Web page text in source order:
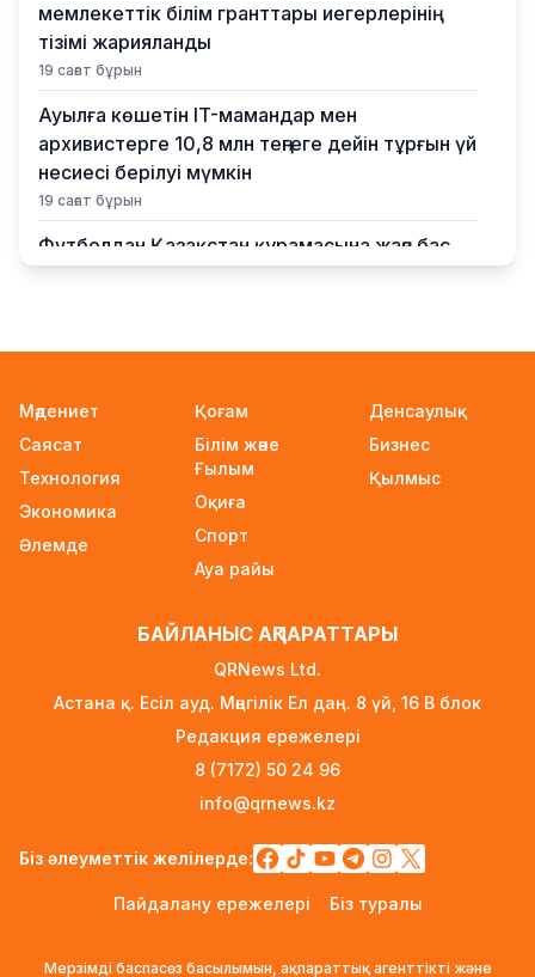
мемлекеттік білім гранттары иегерлерінің
тізімі жарияланды
19 сағат бұрын
Ауылға көшетін IT-мамандар мен
архивистерге 10,8 млн теңгеге дейін тұрғын үй
несиесі берілуі мүмкін
19 сағат бұрын
Футболдан Қазақстан құрамасына жаңа бас
бапкер келеді
«Қазақтелекомның» екі қызметкері жұмыс
22 сағат бұрын
Трамп АҚШ-та туғандарға автоматты түрде
азаматтық беруді шектейтін жарлықтарға
қол қойды
Қыркүйектен бастап көлік әкелуге
22 сағат бұрын
УЕФА: Инфантиноға сенім жоғалды, бойкот
күшінде қалады
«Өзімізге де керек»: Трамп Украинаға қару
жеткізу туралы айтты
тасымалдаған күдікті ұсталды
Мәдениет
Саясат
Технология
Экономика
Әлемде
Қоғам
Білім және
Ғылым
Оқиға
Спорт
Ауа райы
Денсаулық
Бизнес
Қылмыс
БАЙЛАНЫС АҚПАРАТТАРЫ
QRNews Ltd.
Астана қ. Есіл ауд. Мәңгілік Ел даң. 8 үй, 16 B блок
Редакция ережелері
8 (7172) 50 24 96
info@qrnews.kz
Біз әлеуметтік желілерде:
Пайдалану ережелері Біз туралы
Мерзімді баспасөз басылымын, ақпараттық агенттікті және